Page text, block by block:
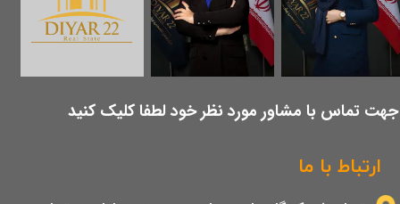
ارتباط با ما
​جهت تماس با مشاور مورد نظر خود لطفا کلیک کنید